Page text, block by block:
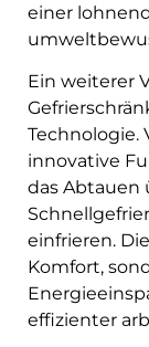
einer
Ein weiterer
Technologie.
innovative
das Abtauen
einfrieren.
Komfort,
effizienter